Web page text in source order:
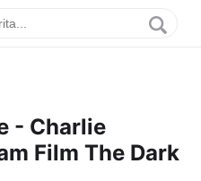
- Charlie
Film The Dark